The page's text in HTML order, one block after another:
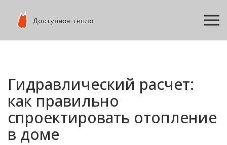
Гидравлический расчет:
как правильно
спроектировать отопление
в доме